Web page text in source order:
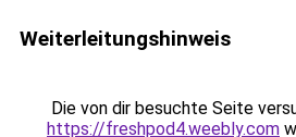
Weiterleitungshinweis
Die von dir besuchte Seite
https://freshpod4.weebly.com